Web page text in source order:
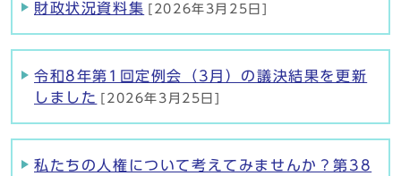
財政状況資料集 [2026年3月25日]
令和8年第1回定例会（3月）の議決結果を更新
しました
[2026年3月25日]
私たちの人権について考えてみませんか？第38